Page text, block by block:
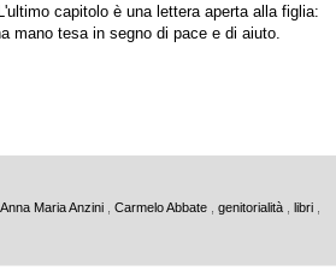
capitolo è una lettera aperta alla figlia:
mano tesa in segno di pace e di aiuto.
Anna Maria Anzini Carmelo Abbate genitorialità libri